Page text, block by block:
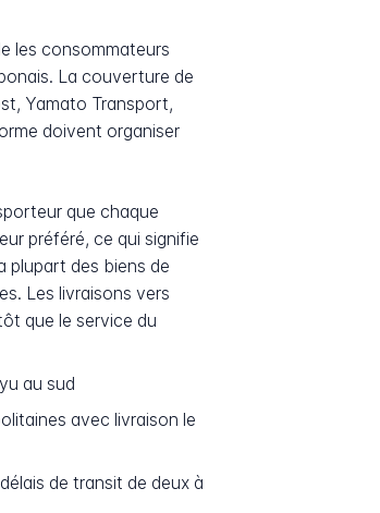
les consommateurs
La couverture de
Yamato Transport,
doivent organiser
que chaque
préféré, ce qui signifie
plupart des biens de
Les livraisons vers
que le service du
au sud
avec livraison le
de transit de deux à